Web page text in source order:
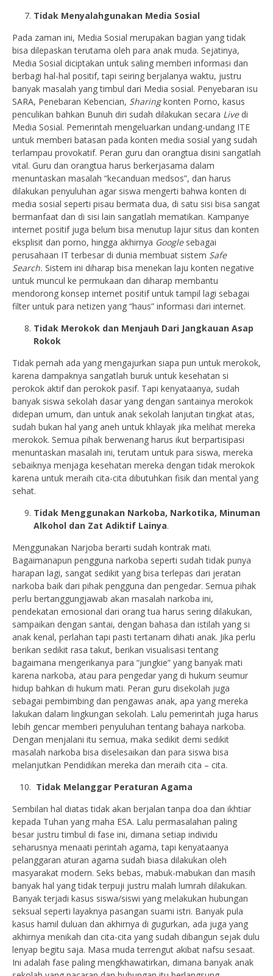
Tidak Menyalahgunakan Media Sosial
Pada zaman ini, Media Sosial merupakan bagian yang tidak
bisa dilepaskan terutama oleh para anak muda. Sejatinya,
Media Sosial diciptakan untuk saling memberi informasi dan
berbagi hal-hal positif, tapi seiring berjalanya waktu, justru
banyak masalah yang timbul dari Media sosial. Penyebaran isu
SARA, Penebaran Kebencian, Sharingkonten Porno, kasus
penculikan bahkan Bunuh diri sudah dilakukan secara Live di
Media Sosial. Pemerintah mengeluarkan undang-undang ITE
untuk memberi batasan pada konten media sosial yang sudah
terlampau provokatif. Peran guru dan orangtua disini sangatlah
vital. Guru dan orangtua harus berkerjasama dalam
menuntaskan masalah “kecanduan medsos”, dan harus
dilakukan penyuluhan agar siswa mengerti bahwa konten di
media sosial seperti pisau bermata dua, di satu sisi bisa sangat
bermanfaat dan di sisi lain sangatlah mematikan. Kampanye
internet positif juga belum bisa menutup lajur situs dan konten
eksplisit dan porno, hingga akhirnya Google sebagai
perusahaan IT terbesar di dunia membuat sistem Safe
Search. Sistem ini diharap bisa menekan laju konten negative
untuk muncul ke permukaan dan diharap membantu
mendorong konsep internet positif untuk tampil lagi sebagai
filter untuk para netizen yang “haus” informasi dari internet.
Tidak Merokok dan Menjauh Dari Jangkauan Asap
Rokok
Tidak pernah ada yang mengajurkan siapa pun untuk merokok,
karena dampaknya sangatlah buruk untuk kesehatan si
perokok aktif dan perokok pasif. Tapi kenyataanya, sudah
banyak siswa sekolah dasar yang dengan santainya merokok
didepan umum, dan untuk anak sekolah lanjutan tingkat atas,
sudah bukan hal yang aneh untuk khlayak jika melihat mereka
merokok. Semua pihak berwenang harus ikut berpartisipasi
menuntaskan masalah ini, terutam untuk para siswa, mereka
sebaiknya menjaga kesehatan mereka dengan tidak merokok
karena untuk meraih cita-cita dibutuhkan fisik dan mental yang
sehat.
Tidak Menggunakan Narkoba, Narkotika, Minuman
Alkohol dan Zat Adiktif Lainya.
Menggunakan Narjoba berarti sudah kontrak mati.
Bagaimanapun pengguna narkoba seperti sudah tidak punya
harapan lagi, sangat sedikit yang bisa terlepas dari jeratan
narkoba baik dari pihak pengguna dan pengedar. Semua pihak
perlu bertanggungjawab akan masalah narkoba ini,
pendekatan emosional dari orang tua harus sering dilakukan,
sampaikan dengan santai, dengan bahasa dan istilah yang si
anak kenal, perlahan tapi pasti tertanam dihati anak. Jika perlu
berikan sedikit rasa takut, berikan visualisasi tentang
bagaimana mengerikanya para “jungkie” yang banyak mati
karena narkoba, atau para pengedar yang di hukum seumur
hidup bahkan di hukum mati. Peran guru disekolah juga
sebagai pembimbing dan pengawas anak, apa yang mereka
lakukan dalam lingkungan sekolah. Lalu pemerintah juga harus
lebih gencar memberi penyuluhan tentang bahaya narkoba.
Dengan menjalani itu semua, maka sedikit demi sedikit
masalah narkoba bisa diselesaikan dan para siswa bisa
melanjutkan Pendidikan mereka dan meraih cita – cita.
Tidak Melanggar Peraturan Agama
Sembilan hal diatas tidak akan berjalan tanpa doa dan ikhtiar
kepada Tuhan yang maha ESA. Lalu permasalahan paling
besar justru timbul di fase ini, dimana setiap individu
seharusnya menaati perintah agama, tapi kenyataanya
pelanggaran aturan agama sudah biasa dilakukan oleh
masyarakat modern. Seks bebas, mabuk-mabukan dan masih
banyak hal yang tidak terpuji justru malah lumrah dilakukan.
Banyak terjadi kasus siswa/siswi yang melakukan hubungan
seksual seperti layaknya pasangan suami istri. Banyak pula
kasus hamil duluan dan akhirnya di gugurkan, ada juga yang
akhirnya menikah dan cita-cita yang sudah dibangun sejak dulu
lenyap begitu saja. Masa muda terrengut akibat nafsu sesaat.
Ini adalah fase paling mengkhawatirkan, dimana banyak anak